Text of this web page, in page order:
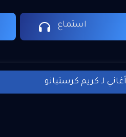
استماع
أغاني لـ كريم كرستيانو